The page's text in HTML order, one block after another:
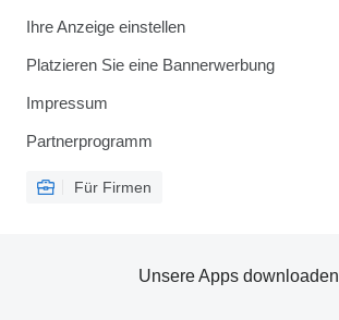
Ihre Anzeige einstellen
Platzieren Sie eine Bannerwerbung
Impressum
Partnerprogramm
Für Firmen
Unsere Apps downloaden